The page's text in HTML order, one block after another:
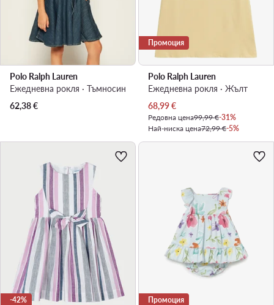
Polo Ralph Lauren
Ежедневна рокля · Тъмносин
62,38€
Промоция
Polo Ralph Lauren
Ежедневна рокля · Жълт
Актуална цена
68,99€
Редовна цена99,99 €-31%
Най-ниска цена72,99 €-5%
-42% Промоция